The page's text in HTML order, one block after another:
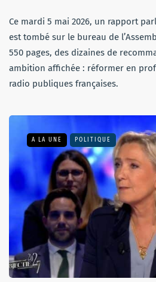
Ce mardi 5 mai 2026, un rapport
est tombé sur le bureau de
550 pages, des dizaines de
ambition affichée : réformer en
radio publiques françaises.
A LA UNE POLITIQUE